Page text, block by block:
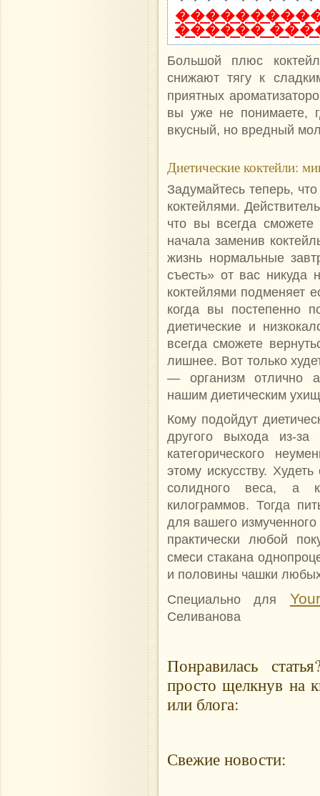
������
Большой плюс
снижают тягу к
приятных
вы уже не понимаете,
вкусный, но вредный
Диетические коктейли:
Задумайтесь теперь,
коктейлями.
что вы всегда
начала заменив
жизнь нормальные
съесть» от вас никуда
коктейлями подменяет
когда вы постепенно
диетические и
всегда сможете
лишнее. Вот только
— организм отлично
нашим диетическим
Кому подойдут
другого выхода из-
категорического
этому искусству.
солидного веса, а
килограммов. Тогда
для вашего
практически любой
смеси стакана
и половины чашки
Специально для
Селиванова
Понравилась
просто щелкнув на
или блога:
Свежие новости: